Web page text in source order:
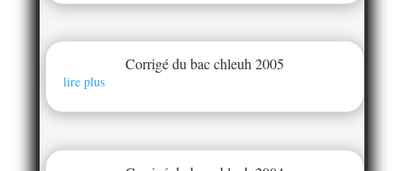
Corrigé du bac chleuh 2005
lire plus